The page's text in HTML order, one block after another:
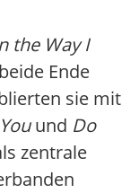
the Way I
Ende
sie mit
und Do
zentrale